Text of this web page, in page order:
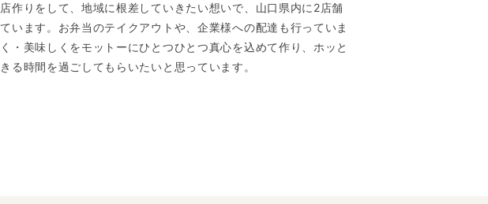
作りをして、地域に根差していきたい想いで、山口県内に2店舗
います。お弁当のテイクアウトや、企業様への配達も行っていま
・美味しくをモットーにひとつひとつ真心を込めて作り、ホッと
る時間を過ごしてもらいたいと思っています。